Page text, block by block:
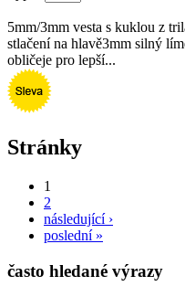
Tento výrobek je vhodný pro
vesty je jako svrchní vrstva
pod...
Neoprenová vesta
dámská
1 990 Kč
skladem
Typ
stlačení na hlavě3mm silný